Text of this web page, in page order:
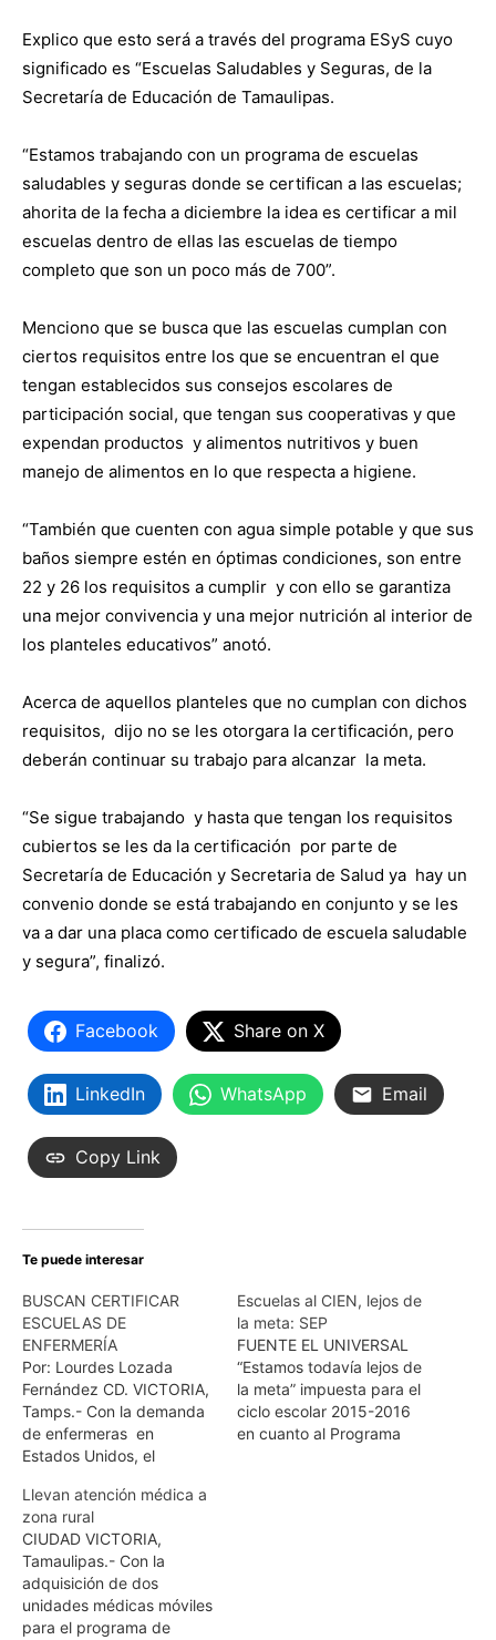
Explico que esto será a través del programa ESyS cuyo
significado es “Escuelas Saludables y Seguras, de la
Secretaría de Educación de Tamaulipas.
“Estamos trabajando con un programa de escuelas
saludables y seguras donde se certifican a las escuelas;
ahorita de la fecha a diciembre la idea es certificar a mil
escuelas dentro de ellas las escuelas de tiempo
completo que son un poco más de 700”.
Menciono que se busca que las escuelas cumplan con
ciertos requisitos entre los que se encuentran el que
tengan establecidos sus consejos escolares de
participación social, que tengan sus cooperativas y que
expendan productos y alimentos nutritivos y buen
manejo de alimentos en lo que respecta a higiene.
“También que cuenten con agua simple potable y que sus
baños siempre estén en óptimas condiciones, son entre
22 y 26 los requisitos a cumplir y con ello se garantiza
una mejor convivencia y una mejor nutrición al interior de
los planteles educativos” anotó.
Acerca de aquellos planteles que no cumplan con dichos
requisitos, dijo no se les otorgara la certificación, pero
deberán continuar su trabajo para alcanzar la meta.
“Se sigue trabajando y hasta que tengan los requisitos
cubiertos se les da la certificación por parte de
Secretaría de Educación y Secretaria de Salud ya hay un
convenio donde se está trabajando en conjunto y se les
va a dar una placa como certificado de escuela saludable
y segura”, finalizó.
Facebook Share on X
LinkedIn WhatsApp Email
Copy Link
Te puede interesar
BUSCAN CERTIFICAR
ESCUELAS DE
ENFERMERÍA
Por: Lourdes Lozada
Fernández CD. VICTORIA,
Tamps.- Con la demanda
de enfermeras en
Estados Unidos, el
Acreditación de
Enfermería, busca que los
programas de estas
carreras estén
certificados, aseguró
Cinthya Patricia Ibarra. La
presidenta del COMACE,
Escuelas al CIEN, lejos de
la meta: SEP
FUENTE EL UNIVERSAL
“Estamos todavía lejos de
la meta” impuesta para el
ciclo escolar 2015-2016
en cuanto al Programa
Llevan atención médica a
zona rural
CIUDAD VICTORIA,
Tamaulipas.- Con la
adquisición de dos
unidades médicas móviles
para el programa de